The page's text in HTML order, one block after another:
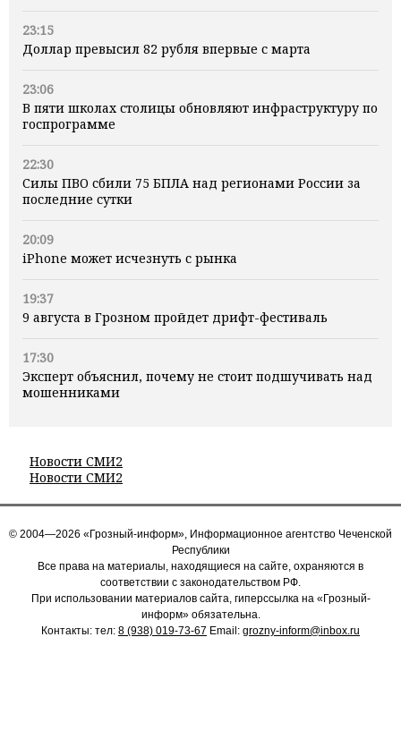
23:15
Доллар превысил 82 рубля впервые с марта
23:06
В пяти школах столицы обновляют инфраструктуру по
госпрограмме
22:30
Силы ПВО сбили 75 БПЛА над регионами России за
последние сутки
20:09
iPhone может исчезнуть с рынка
19:37
9 августа в Грозном пройдет дрифт-фестиваль
17:30
Эксперт объяснил, почему не стоит подшучивать над
мошенниками
Новости СМИ2
Новости СМИ2
© 2004—2026 «Грозный-информ», Информационное агентство Чеченской
Республики
Все права на материалы, находящиеся на сайте, охраняются в
соответствии с законодательством РФ.
При использовании материалов сайта, гиперссылка на «Грозный-
информ» обязательна.
Контакты: тел: 8 (938) 019-73-67 Email: grozny-inform@inbox.ru